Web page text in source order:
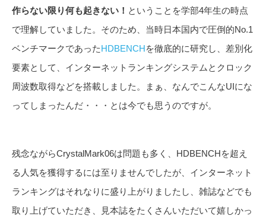
作らない限り何も起きない！ ということを学部4年生の時点
で理解していました。そのため、当時日本国内で圧倒的No.1
ベンチマークであった HDBENCH を徹底的に研究し、差別化
要素として、インターネットランキングシステムとクロック
周波数取得などを搭載しました。まぁ、なんでこんなUIにな
ってしまったんだ・・・とは今でも思うのですが。
残念ながらCrystalMark06は問題も多く、HDBENCHを超え
る人気を獲得するには至りませんでしたが、インターネット
ランキングはそれなりに盛り上がりましたし、雑誌などでも
取り上げていただき、見本誌をたくさんいただいて嬉しかっ